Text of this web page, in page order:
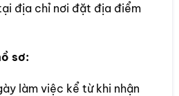
địa chỉ nơi đặt địa điểm
sơ:
làm việc kể từ khi nhận